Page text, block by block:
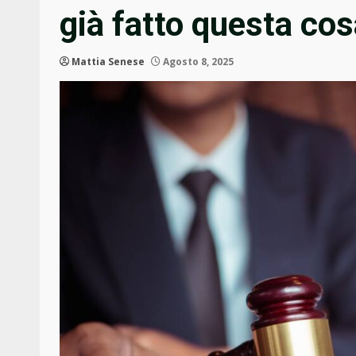
già fatto questa
Mattia Senese Agosto 8, 2025